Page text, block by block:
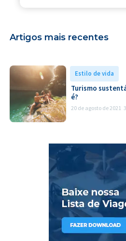
Artigos mais recentes
Estilo de vida
Turismo
é?
20 de agosto de 2021